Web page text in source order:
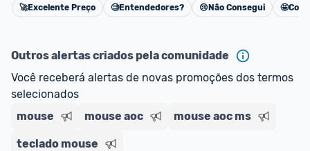
Cancelar
🚀Excelente Preço 🧐Entendedores? 😢 Não Consegui 🤩
Outros alertas criados pela comunidade
Você receberá alertas de novas promoções dos termos
selecionados
mouse
mouse aoc mouse aoc ms
teclado mouse